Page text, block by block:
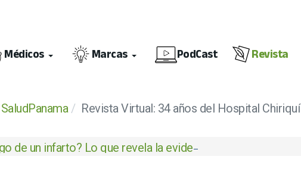
Médicos Marcas PodCast Revista
SaludPanama Revista Virtual: 34 años del Hospital Chiriquí
de un infarto? Lo que revela la evidencia científica